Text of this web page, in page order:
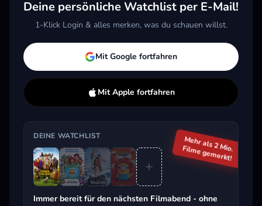
Aktuell im Trend
Beliebt beim Streaming
Deine persönliche Watchlist per E-Mail!
1-Klick Login & alles merken, was du schauen willst.
Mit Google fortfahren
Mit Apple fortfahren
DEINE WATCHLIST
Immer bereit für den nächsten Filmabend - ohne
Mehr als 2 Mio.
Filme gemerkt!